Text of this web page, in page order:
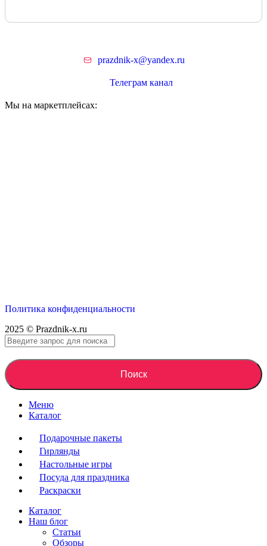
prazdnik-x@yandex.ru
Телеграм канал
Мы на маркетплейсах:
Политика конфиденциальности
2025 © Prazdnik-x.ru
Поиск
Меню
Каталог
Подарочные пакеты
Гирлянды
Настольные игры
Посуда для праздника
Раскраски
Каталог
Наш блог
Статьи
Обзоры